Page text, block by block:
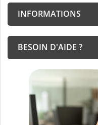
INFORMATIONS
BESOIN D'AIDE ?